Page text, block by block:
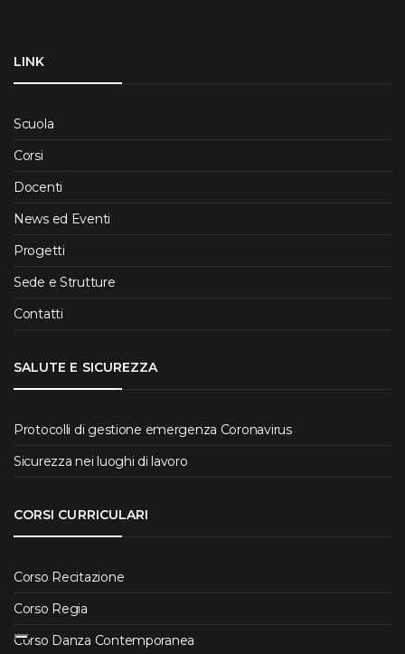
LINK
Scuola
Corsi
Docenti
News ed Eventi
Progetti
Sede e Strutture
Contatti
SALUTE E SICUREZZA
Protocolli di gestione emergenza Coronavirus
Sicurezza nei luoghi di lavoro
CORSI CURRICULARI
Corso Recitazione
Corso Regia
Corso Danza Contemporanea